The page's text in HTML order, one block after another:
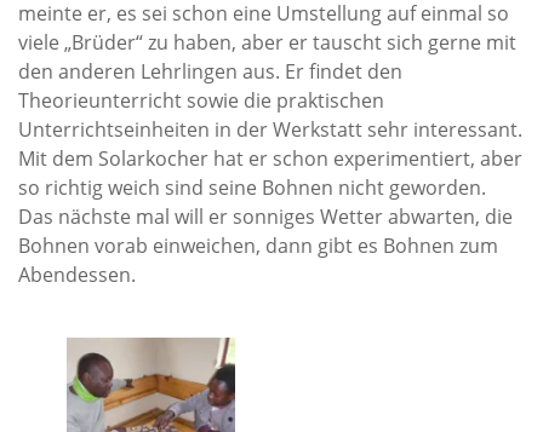
meinte er, es sei schon eine Umstellung auf einmal so
viele „Brüder“ zu haben, aber er tauscht sich gerne mit
den anderen Lehrlingen aus. Er findet den
Theorieunterricht sowie die praktischen
Unterrichtseinheiten in der Werkstatt sehr interessant.
Mit dem Solarkocher hat er schon experimentiert, aber
so richtig weich sind seine Bohnen nicht geworden.
Das nächste mal will er sonniges Wetter abwarten, die
Bohnen vorab einweichen, dann gibt es Bohnen zum
Abendessen.